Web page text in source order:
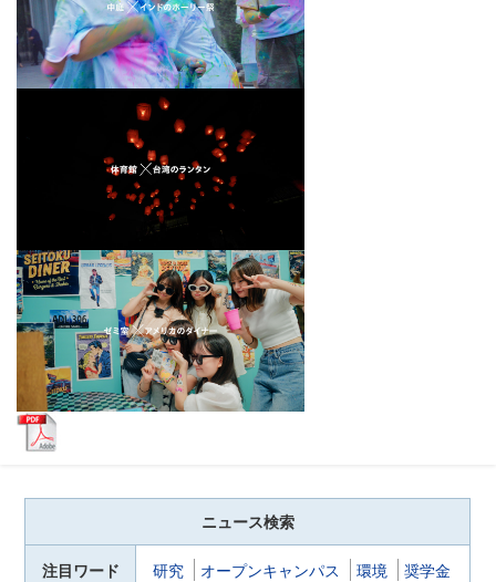
ニュース検索
注目ワード 研究 オープンキャンパス 環境 奨学金